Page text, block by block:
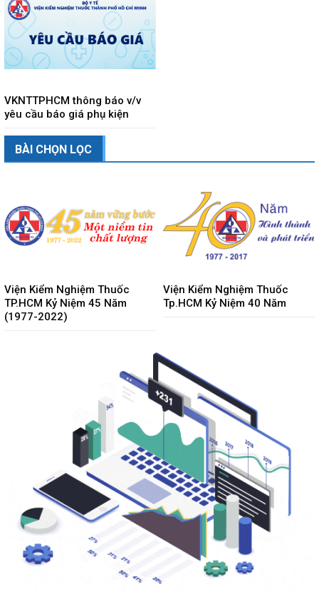
VKNTTPHCM thông báo v/v
yêu cầu báo giá phụ kiện
BÀI CHỌN LỌC
Viện Kiểm Nghiệm Thuốc
TP.HCM Kỷ Niệm 45 Năm
(1977-2022)
Viện Kiểm Nghiệm Thuốc
Tp.HCM Kỷ Niệm 40 Năm